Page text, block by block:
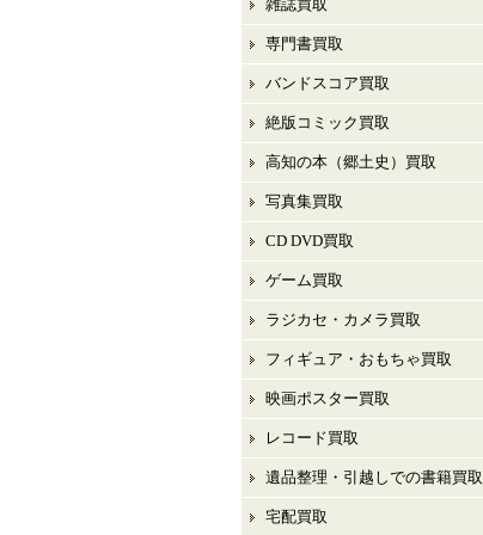
雑誌買取
専門書買取
バンドスコア買取
絶版コミック買取
高知の本（郷土史）買取
写真集買取
CD DVD買取
ゲーム買取
ラジカセ・カメラ買取
フィギュア・おもちゃ買取
映画ポスター買取
レコード買取
遺品整理・引越しでの書籍買取
宅配買取